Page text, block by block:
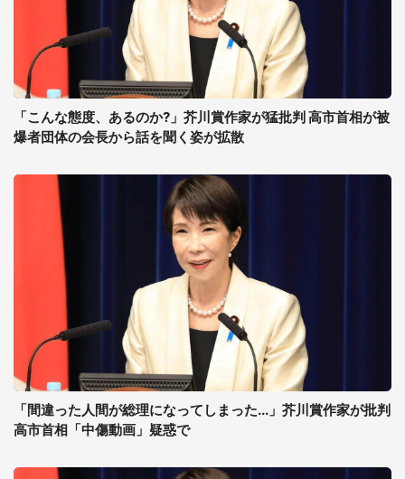
「こんな態度、あるのか?」芥川賞作家が猛批判 高市首相が被
爆者団体の会長から話を聞く姿が拡散
「間違った人間が総理になってしまった...」芥川賞作家が批判
高市首相「中傷動画」疑惑で